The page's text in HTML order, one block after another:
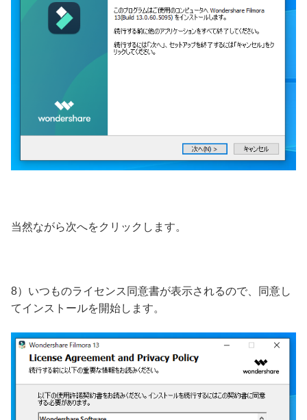
当然ながら次へをクリックします。
8）いつものライセンス同意書が表示されるので、同意し
てインストールを開始します。